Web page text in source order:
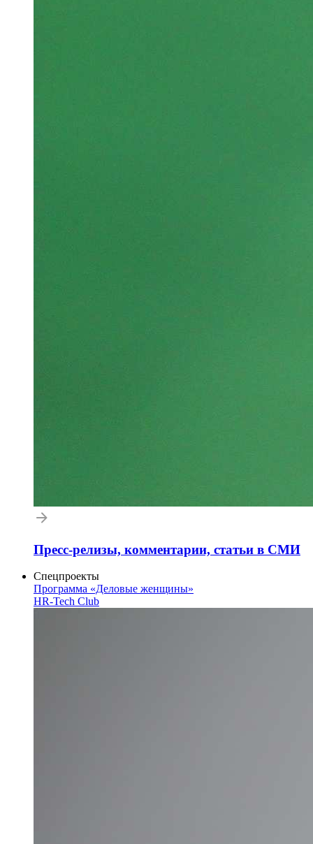
Пресс-релизы, комментарии, статьи в СМИ
Спецпроекты
Программа «Деловые женщины»
HR-Tech Club